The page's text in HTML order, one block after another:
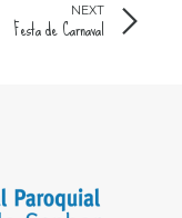
NEXT
Festa de Carnaval